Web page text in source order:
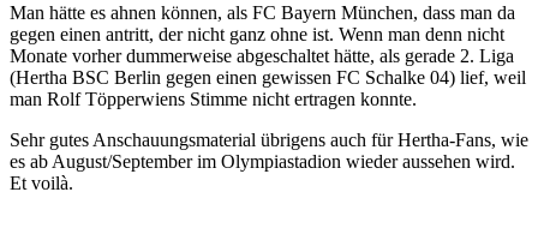
Man hätte es ahnen können, als FC Bayern München, dass man da
gegen einen antritt, der nicht ganz ohne ist. Wenn man denn nicht
Monate vorher dummerweise abgeschaltet hätte, als gerade 2. Liga
(Hertha BSC Berlin gegen einen gewissen FC Schalke 04) lief, weil
man Rolf Töpperwiens Stimme nicht ertragen konnte.
Sehr gutes Anschauungsmaterial übrigens auch für Hertha-Fans, wie
es ab August/September im Olympiastadion wieder aussehen wird.
Et voilà.